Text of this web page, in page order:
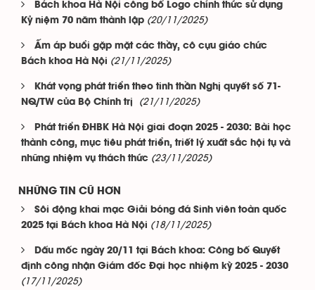
Bách khoa Hà Nội công bố Logo chính thức sử dụng
Kỷ niệm 70 năm thành lập (20/11/2025)
Ấm áp buổi gặp mặt các thầy, cô cựu giáo chức
Bách khoa Hà Nội (21/11/2025)
Khát vọng phát triển theo tinh thần Nghị quyết số 71-
NQ/TW của Bộ Chính trị
(21/11/2025)
Phát triển ĐHBK Hà Nội giai đoạn 2025 - 2030: Bài học
thành công, mục tiêu phát triển, triết lý xuất sắc hội tụ và
những nhiệm vụ thách thức (23/11/2025)
NHỮNG TIN CŨ HƠN
Sôi động khai mạc Giải bóng đá Sinh viên toàn quốc
2025 tại Bách khoa Hà Nội (18/11/2025)
Dấu mốc ngày 20/11 tại Bách khoa: Công bố Quyết
định công nhận Giám đốc Đại học nhiệm kỳ 2025 - 2030
(17/11/2025)